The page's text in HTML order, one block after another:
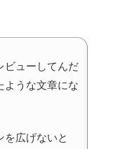
ビューしてんだ
ような文章にな
を広げないと